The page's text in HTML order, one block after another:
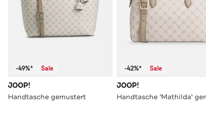
-49%* Sale
JOOP!
Handtasche gemustert
-42%* Sale
JOOP!